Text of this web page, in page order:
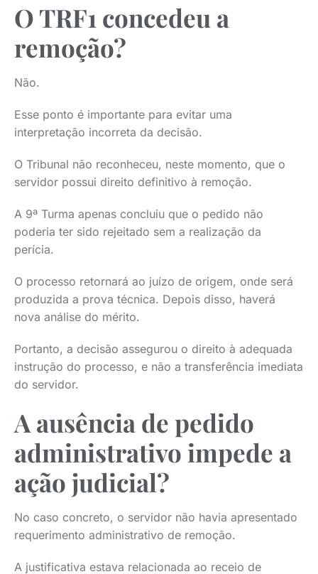
O TRF1 concedeu a
remoção?
Não.
Esse ponto é importante para evitar uma
interpretação incorreta da decisão.
O Tribunal não reconheceu, neste momento, que o
servidor possui direito definitivo à remoção.
A 9ª Turma apenas concluiu que o pedido não
poderia ter sido rejeitado sem a realização da
perícia.
O processo retornará ao juízo de origem, onde será
produzida a prova técnica. Depois disso, haverá
nova análise do mérito.
Portanto, a decisão assegurou o direito à adequada
instrução do processo, e não a transferência imediata
do servidor.
A ausência de pedido
administrativo impede a
ação judicial?
No caso concreto, o servidor não havia apresentado
requerimento administrativo de remoção.
A justificativa estava relacionada ao receio de